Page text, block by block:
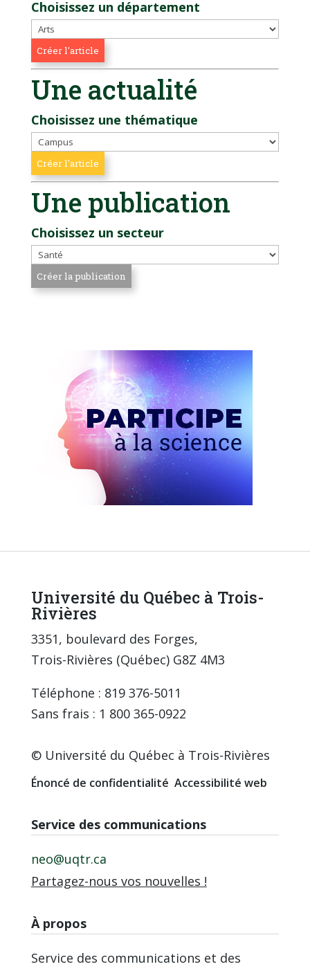
Choisissez un département
Une actualité
Choisissez une thématique
Une publication
Choisissez un secteur
Université du Québec à Trois-
Rivières
3351, boulevard des Forges,
Trois-Rivières (Québec) G8Z 4M3
Téléphone : 819 376-5011
Sans frais : 1 800 365-0922
© Université du Québec à Trois-Rivières
Énoncé de confidentialité Accessibilité web
Service des communications
neo@uqtr.ca
Partagez-nous vos nouvelles !
À propos
Service des communications et des